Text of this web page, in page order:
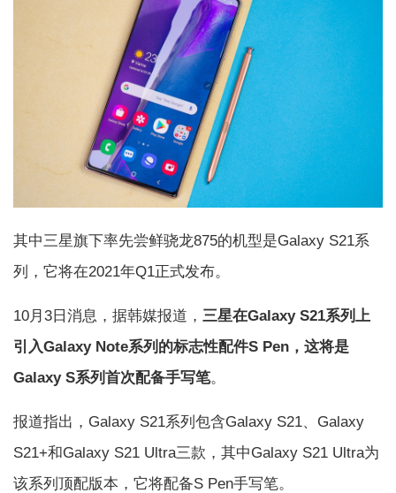
其中三星旗下率先尝鲜骁龙875的机型是Galaxy S21系
列，它将在2021年Q1正式发布。
10月3日消息，据韩媒报道， 三星在Galaxy S21系列上
引入Galaxy Note系列的标志性配件S Pen，这将是
Galaxy S系列首次配备手写笔。
报道指出，Galaxy S21系列包含Galaxy S21、Galaxy
S21+和Galaxy S21 Ultra三款，其中Galaxy S21 Ultra为
该系列顶配版本，它将配备S Pen手写笔。